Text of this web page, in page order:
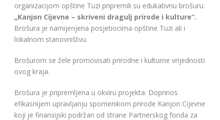
organizacijom opštine Tuzi pripremili su edukativnu brošuru:
„Kanjon Cijevne – skriveni dragulj prirode i kulture“.
Brošura je namijenjena posjetiocima opštine Tuzi ali i
lokalnom stanovništvu.
Brošurom se žele promovisati prirodne i kulturne vrijednosti
ovog kraja.
Brošura je pripremljena u okviru projekta: Doprinos
efikasnijem upravljanju spomenikom prirode Kanjon Cijevne
koji je finansijski podržan od strane Partnerskog fonda za